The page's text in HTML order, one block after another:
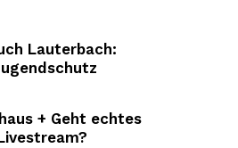
Lauterbach:
+ Geht echtes